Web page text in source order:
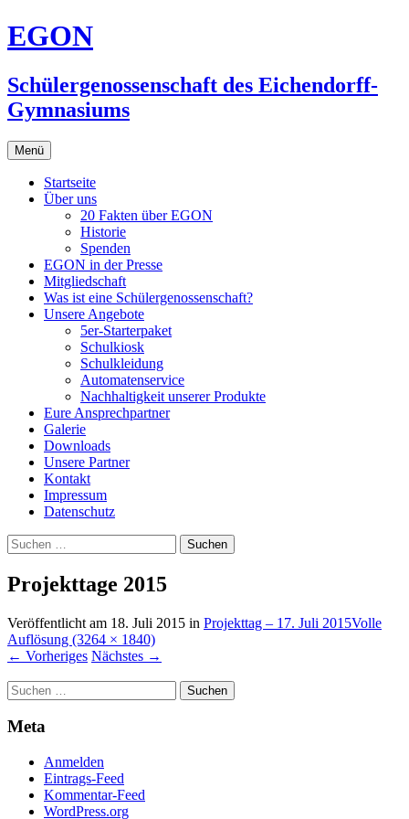
Zum
Inhalt
EGON
Schülergenossenschaft des Eichendorff-
Gymnasiums
Menü
Startseite
Über uns
20 Fakten über EGON
Historie
Spenden
EGON in der Presse
Mitgliedschaft
Was ist eine Schülergenossenschaft?
Unsere Angebote
5er-Starterpaket
Schulkiosk
Schulkleidung
Automatenservice
Nachhaltigkeit unserer Produkte
Eure Ansprechpartner
Galerie
Downloads
Unsere Partner
Kontakt
Impressum
Datenschutz
Suchen
nach:
Projekttage 2015
Veröffentlicht am 18. Juli 2015 in Projekttag – 17. Juli 2015Volle
Auflösung (3264 × 1840)
← Vorheriges Nächstes →
Suchen
nach:
Meta
Anmelden
Eintrags-Feed
Kommentar-Feed
WordPress.org